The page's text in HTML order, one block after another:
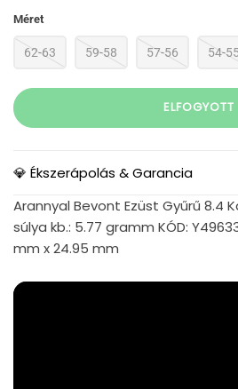
Méret
62-63 59-58 57-56 54-
ELFOGYOTT
💎 Ékszerápolás & Garancia
Arannyal Bevont Ezüst Gyűrű 8.4
súlya kb.: 5.77 gramm KÓD:
mm x 24.95 mm